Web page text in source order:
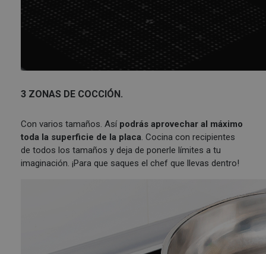
3 ZONAS DE COCCIÓN.
Con varios tamaños. Así podrás aprovechar al máximo
toda la superficie de la placa. Cocina con recipientes
de todos los tamaños y deja de ponerle límites a tu
imaginación. ¡Para que saques el chef que llevas dentro!